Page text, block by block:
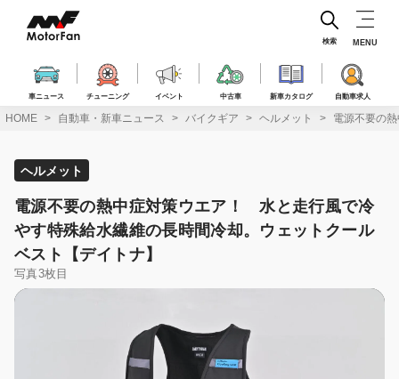
ス
車ニュース チューニング イベント 中古車 新車カタログ 自動車求人
検索 MENU
HOME 自動車・新車ニュース バイクギア ヘルメット 電源不要の
ヘルメット
電源不要の熱中症対策ウエア！ 水と走行風で冷
やす特殊給水繊維の長時間冷却。ウェットクール
ベスト【デイトナ】
写真3枚目